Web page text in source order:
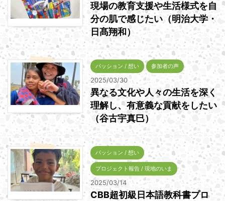
現場の教育支援や生活様式を自
分の肌で感じたい（明治大学・
日髙翔和）
パッション / 想い 参加者の声
2025/03/30
異なる文化や人々の生活を深く
理解し、有意義な貢献をしたい
（谷古宇真巳）
パッション / 想い
プロジェクト報告 / 現地のいま
2025/03/14
CBB超初級日本語教科書プロ